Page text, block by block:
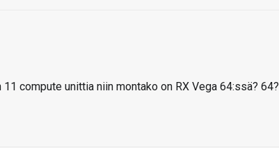
compute unittia niin montako on RX Vega 64:ssä? 64?